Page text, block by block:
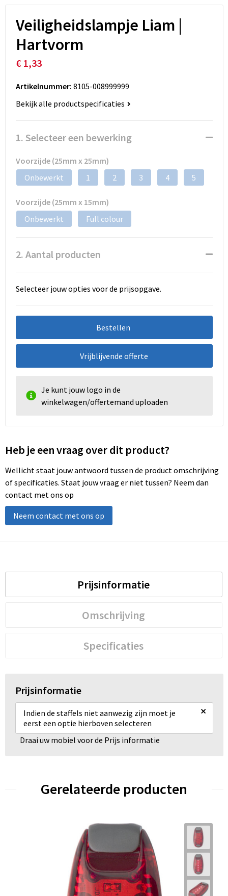
Veiligheidslampje Liam |
Hartvorm
€ 1,33
Artikelnummer: 8105-008999999
Bekijk alle productspecificaties
1. Selecteer een bewerking
Voorzijde (25mm x 25mm)
Onbewerkt
1 2 3 4 5
Voorzijde (25mm x 15mm)
Onbewerkt
Full colour
2. Aantal producten
Selecteer jouw opties voor de prijsopgave.
Bestellen
Vrijblijvende offerte
Je kunt jouw logo in de
winkelwagen/offertemand uploaden
Heb je een vraag over dit product?
Wellicht staat jouw antwoord tussen de product omschrijving
of specificaties. Staat jouw vraag er niet tussen? Neem dan
contact met ons op
Neem contact met ons op
Prijsinformatie
Omschrijving
Specificaties
Prijsinformatie
Indien de staffels niet aanwezig zijn moet je
eerst een optie hierboven selecteren
×
Draai uw mobiel voor de Prijs informatie
Gerelateerde producten